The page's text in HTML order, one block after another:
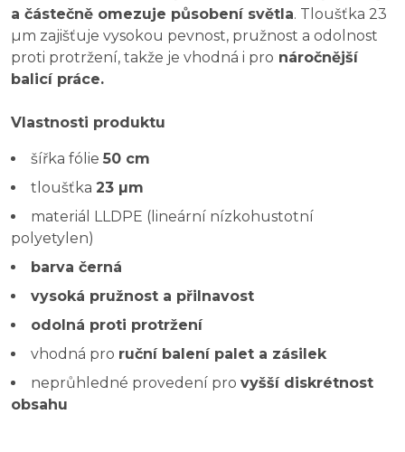
a částečně omezuje působení světla. Tloušťka 23
µm zajišťuje vysokou pevnost, pružnost a odolnost
proti protržení, takže je vhodná i pro náročnější
balicí práce.
Vlastnosti produktu
šířka fólie 50 cm
tloušťka 23 µm
materiál LLDPE (lineární nízkohustotní
polyetylen)
barva černá
vysoká pružnost a přilnavost
odolná proti protržení
vhodná pro ruční balení palet a zásilek
neprůhledné provedení pro vyšší diskrétnost
obsahu